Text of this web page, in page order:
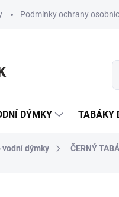
Podmínky ochrany
DÝMKY TABÁKY
vodní dýmky ČERNÝ